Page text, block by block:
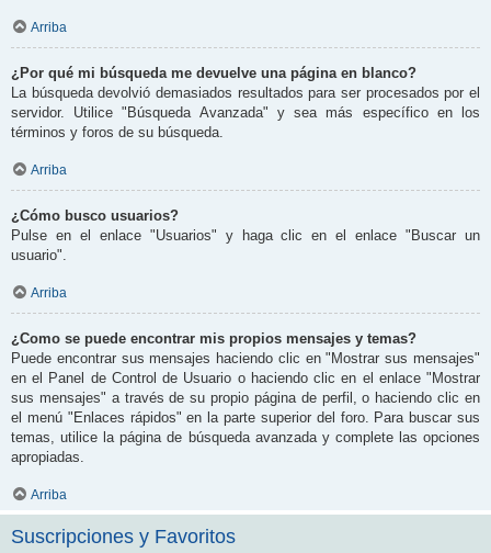
Arriba
¿Por qué mi búsqueda me devuelve una página en blanco?
La búsqueda devolvió demasiados resultados para ser procesados por el
servidor. Utilice "Búsqueda Avanzada" y sea más específico en los
términos y foros de su búsqueda.
Arriba
¿Cómo busco usuarios?
Pulse en el enlace "Usuarios" y haga clic en el enlace "Buscar un
usuario".
Arriba
¿Como se puede encontrar mis propios mensajes y temas?
Puede encontrar sus mensajes haciendo clic en "Mostrar sus mensajes"
en el Panel de Control de Usuario o haciendo clic en el enlace "Mostrar
sus mensajes" a través de su propio página de perfil, o haciendo clic en
el menú "Enlaces rápidos" en la parte superior del foro. Para buscar sus
temas, utilice la página de búsqueda avanzada y complete las opciones
apropiadas.
Arriba
Suscripciones y Favoritos